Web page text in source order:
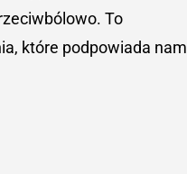
To
które podpowiada nam